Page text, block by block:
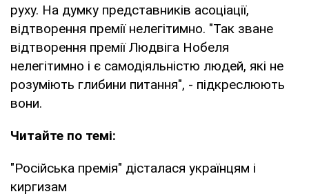
руху. На думку представників асоціації,
відтворення премії нелегітимно. "Так зване
відтворення премії Людвіга Нобеля
нелегітимно і є самодіяльністю людей, які не
розуміють глибини питання", - підкреслюють
вони.
Читайте по темі:
"Російська премія" дісталася українцям і
киргизам